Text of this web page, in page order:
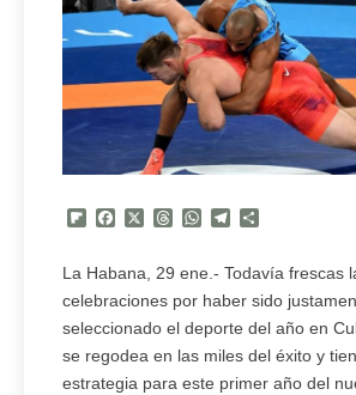
Flipboard
FacebookThreadsWhatsApp
Telegram
La Habana, 29 ene.- Todavía frescas
celebraciones por haber sido
seleccionado el deporte del año en
se regodea en las miles del éxito y
estrategia para este primer año del